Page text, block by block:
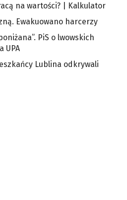
na wartości? | Kalkulator
Ewakuowano harcerzy
PiS o lwowskich
UPA
Lublina odkrywali